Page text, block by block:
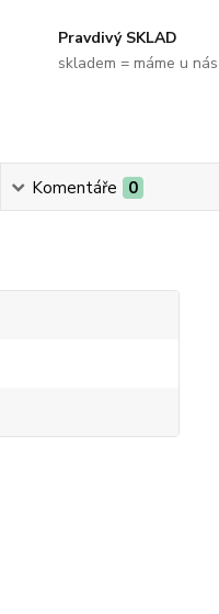
Pravdivý SKLAD
skladem = máme u nás
Komentáře 0